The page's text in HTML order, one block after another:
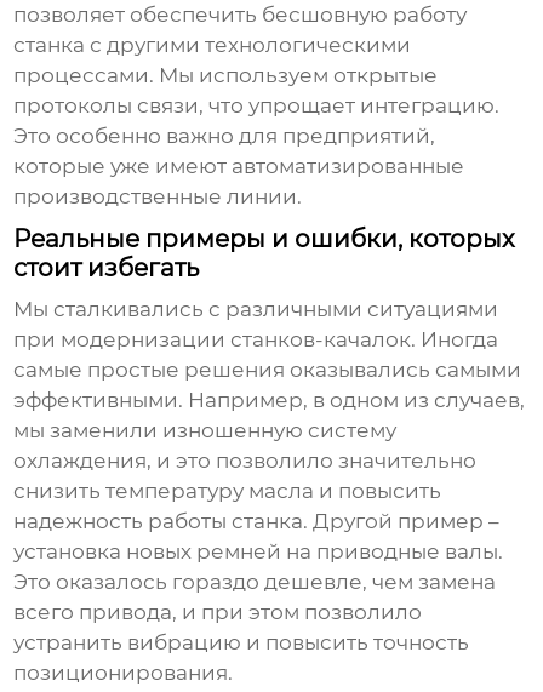
позволяет обеспечить бесшовную работу
станка с другими технологическими
процессами. Мы используем открытые
протоколы связи, что упрощает интеграцию.
Это особенно важно для предприятий,
которые уже имеют автоматизированные
производственные линии.
Реальные примеры и ошибки, которых
стоит избегать
Мы сталкивались с различными ситуациями
при модернизации станков-качалок. Иногда
самые простые решения оказывались самыми
эффективными. Например, в одном из случаев,
мы заменили изношенную систему
охлаждения, и это позволило значительно
снизить температуру масла и повысить
надежность работы станка. Другой пример –
установка новых ремней на приводные валы.
Это оказалось гораздо дешевле, чем замена
всего привода, и при этом позволило
устранить вибрацию и повысить точность
позиционирования.